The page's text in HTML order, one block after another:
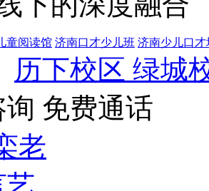
童阅读馆 济南口才少儿班 济南少儿口才
历下校区 绿城
免费通话